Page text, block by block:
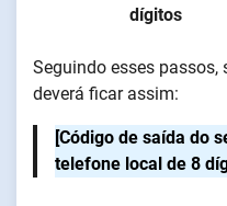
dígitos
Seguindo esses
deverá ficar assim:
[Código de saída do
telefone local de 8